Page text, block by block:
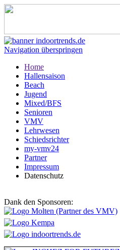
Navigation überspringen
Home
Hallensaison
Beach
Jugend
Mixed/BFS
Senioren
VMV
Lehrwesen
Schiedsrichter
my-vmv24
Partner
Impressum
Datenschutz
Dank den Sponsoren: